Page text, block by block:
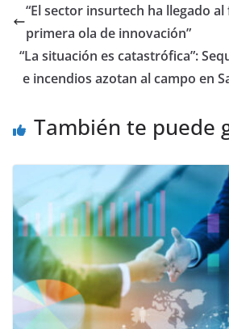
“El sector insurtech ha llegado
primera ola de innovación”
“La situación es catastrófica”:
e incendios azotan al campo en
También te puede